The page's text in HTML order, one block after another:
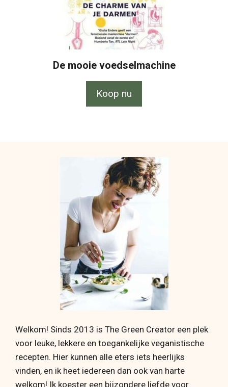
De mooie voedselmachine
Koop nu
Welkom! Sinds 2013 is The Green Creator een plek
voor leuke, lekkere en toegankelijke veganistische
recepten. Hier kunnen alle eters iets heerlijks
vinden, en ik heet iedereen dan ook van harte
welkom! Ik koester een bijzondere liefde voor